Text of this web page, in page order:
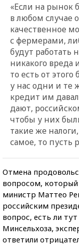
«Если на рынок
в любом случае
качественное
с фермерами,
будут работать
никакого
то есть от
у нас одни и те
кредит им
дают,
чтобы у них
такие же
самое, то пусть
Отмена
вопросом,
министр Маттео
российским
вопрос, есть ли
Минсельхоза,
ответили